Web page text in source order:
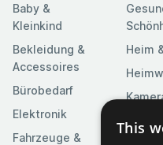
Baby &
Kleinkind
Bekleidung &
Accessoires
Bürobedarf
Elektronik
Fahrzeuge &
Heim
Kunst &
This